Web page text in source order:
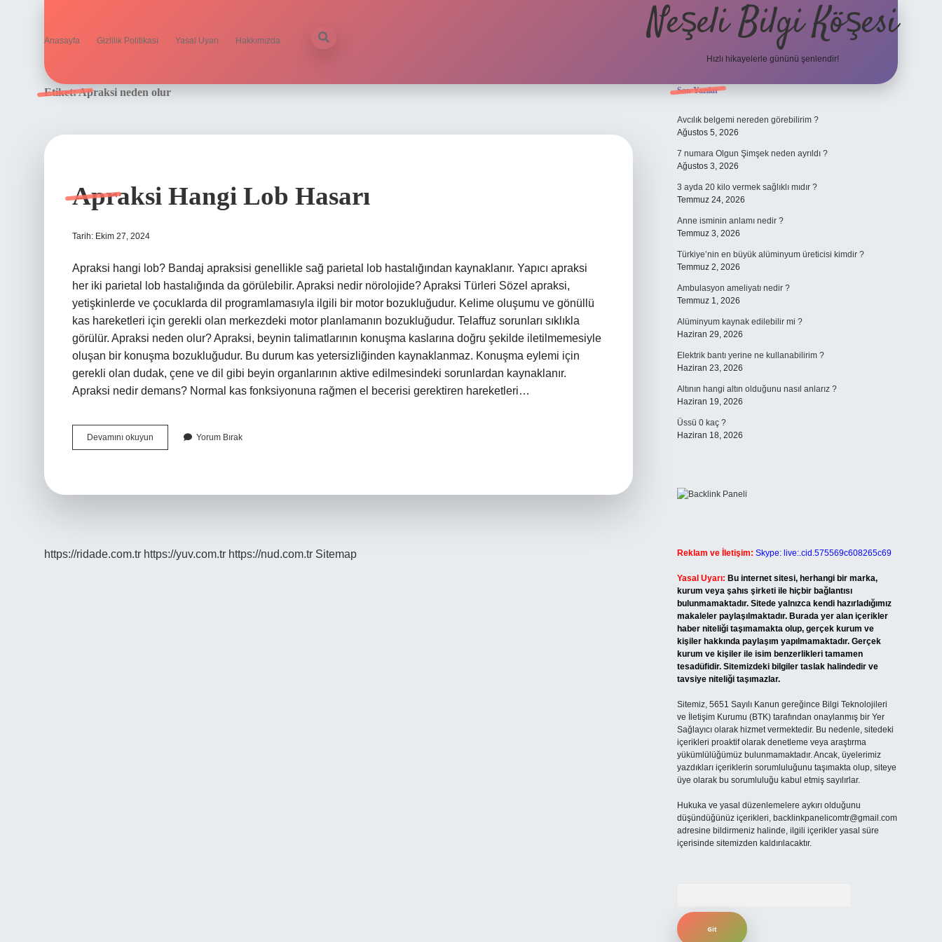
Anasayfa Gizlilik Politikası Yasal Uyarı Hakkımızda Neşeli Bilgi Köşesi
Hızlı hikayelerle gününü şenlendir!
Etiket:Apraksi neden olur
Apraksi Hangi Lob Hasarı
Tarih: Ekim 27, 2024
Apraksi hangi lob? Bandaj apraksisi genellikle sağ parietal lob hastalığından kaynaklanır. Yapıcı apraksi
her iki parietal lob hastalığında da görülebilir. Apraksi nedir nörolojide? Apraksi Türleri Sözel apraksi,
yetişkinlerde ve çocuklarda dil programlamasıyla ilgili bir motor bozukluğudur. Kelime oluşumu ve gönüllü
kas hareketleri için gerekli olan merkezdeki motor planlamanın bozukluğudur. Telaffuz sorunları sıklıkla
görülür. Apraksi neden olur? Apraksi, beynin talimatlarının konuşma kaslarına doğru şekilde iletilmemesiyle
oluşan bir konuşma bozukluğudur. Bu durum kas yetersizliğinden kaynaklanmaz. Konuşma eylemi için
gerekli olan dudak, çene ve dil gibi beyin organlarının aktive edilmesindeki sorunlardan kaynaklanır.
Apraksi nedir demans? Normal kas fonksiyonuna rağmen el becerisi gerektiren hareketleri…
Devamını okuyun
Hangi
Yorum Bırak
https://ridade.com.tr https://yuv.com.tr https://nud.com.tr Sitemap
Sidebar
Son Yazılar
Avcılık belgemi nereden görebilirim ?
Ağustos 5, 2026
7 numara Olgun Şimşek neden ayrıldı ?
Ağustos 3, 2026
3 ayda 20 kilo vermek sağlıklı mıdır ?
Temmuz 24, 2026
Anne isminin anlamı nedir ?
Temmuz 3, 2026
Türkiye’nin en büyük alüminyum üreticisi kimdir ?
Temmuz 2, 2026
Ambulasyon ameliyatı nedir ?
Temmuz 1, 2026
Alüminyum kaynak edilebilir mi ?
Haziran 29, 2026
Elektrik bantı yerine ne kullanabilirim ?
Haziran 23, 2026
Altının hangi altın olduğunu nasıl anlarız ?
Haziran 19, 2026
Üssü 0 kaç ?
Haziran 18, 2026
Reklam ve İletişim: Skype: live:.cid.575569c608265c69
Yasal Uyarı: Bu internet sitesi, herhangi bir marka,
kurum veya şahıs şirketi ile hiçbir bağlantısı
bulunmamaktadır. Sitede yalnızca kendi hazırladığımız
makaleler paylaşılmaktadır. Burada yer alan içerikler
haber niteliği taşımamakta olup, gerçek kurum ve
kişiler hakkında paylaşım yapılmamaktadır. Gerçek
kurum ve kişiler ile isim benzerlikleri tamamen
tesadüfidir. Sitemizdeki bilgiler taslak halindedir ve
tavsiye niteliği taşımazlar.
Sitemiz, 5651 Sayılı Kanun gereğince Bilgi Teknolojileri
ve İletişim Kurumu (BTK) tarafından onaylanmış bir Yer
Sağlayıcı olarak hizmet vermektedir. Bu nedenle, sitedeki
içerikleri proaktif olarak denetleme veya araştırma
yükümlülüğümüz bulunmamaktadır. Ancak, üyelerimiz
yazdıkları içeriklerin sorumluluğunu taşımakta olup, siteye
üye olarak bu sorumluluğu kabul etmiş sayılırlar.
Hukuka ve yasal düzenlemelere aykırı olduğunu
düşündüğünüz içerikleri, backlinkpanelicomtr@gmail.com
adresine bildirmeniz halinde, ilgili içerikler yasal süre
içerisinde sitemizden kaldırılacaktır.